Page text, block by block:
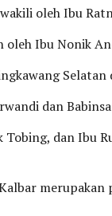
oleh Ibu
oleh Ibu Nonik
Selatan
dan
dan Ibu
merupakan